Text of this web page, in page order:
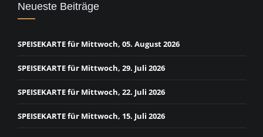
Neueste Beiträge
SPEISEKARTE für Mittwoch, 05. August 2026
SPEISEKARTE für Mittwoch, 29. Juli 2026
SPEISEKARTE für Mittwoch, 22. Juli 2026
SPEISEKARTE für Mittwoch, 15. Juli 2026